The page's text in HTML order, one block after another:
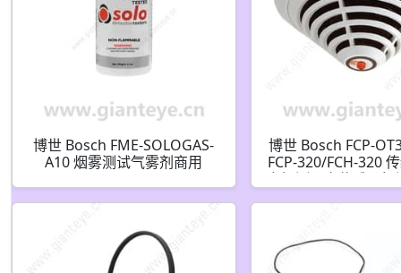
博世 Bosch FME-SOLOGAS-
A10 烟雾测试气雾剂商用
博世 Bosch FCP-
FCP-320/FCH-320
灾探测器多传感器